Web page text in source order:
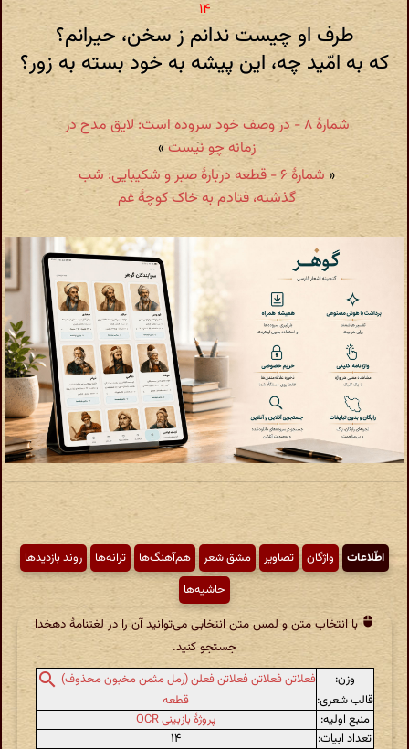
طرف او چیست ندانم ز سخن، حیرانم؟
که به امّید چه، این پیشه به خود بسته به زور؟
شمارهٔ ۸ - در وصف خود سروده است: لایق مدح در
زمانه چو نیست »
«
شمارهٔ ۶ - قطعه دربارهٔ صبر و شکیبایی: شب
گذشته، فتادم به خاک کوچهٔ غم
اطّلاعات واژگان تصاویر مشق شعر هم‌آهنگ‌ها ترانه‌ها
روند بازدیدها
حاشیه‌ها
با انتخاب متن و لمس متن انتخابی می‌توانید آن را در لغتنامهٔ دهخدا
جستجو کنید.
وزن:
فعلاتن فعلاتن فعلاتن فعلن (رمل مثمن مخبون محذوف)
قالب شعری:
قطعه
منبع اولیه:
پروژهٔ بازبینی OCR
تعداد ابیات:
۱۴